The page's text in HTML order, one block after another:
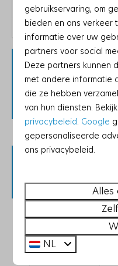
Strijkijzer
Strijkplank
Stofzuiger
Slaapkamer
Kledingkast
Tweepersoonsbed:
2-persoons
Badkamer
Föhn
Huisdieren
Houd er rekening
vanwege lokale
accepteert die er
verblijven.
gebruikservaring, om
bieden en ons verkeer
informatie over uw
partners voor social
Deze partners kunnen
met andere informatie
die ze hebben
van hun diensten.
privacybeleid
Google
gepersonaliseerde
ons privacybeleid.
Alles
NL